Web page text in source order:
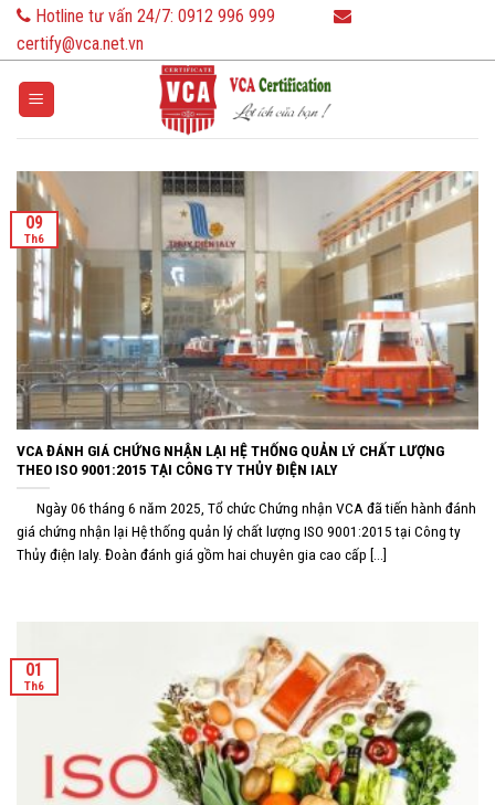
Skip
content
Hotline tư vấn 24/7: 0912 996 999
certify@vca.net.vn
VCA ĐÁNH GIÁ CHỨNG NHẬN LẠI HỆ THỐNG QUẢN LÝ CHẤT LƯỢNG
THEO ISO 9001:2015 TẠI CÔNG TY THỦY ĐIỆN IALY
Ngày 06 tháng 6 năm 2025, Tổ chức Chứng nhận VCA đã tiến hành đánh
giá chứng nhận lại Hệ thống quản lý chất lượng ISO 9001:2015 tại Công ty
Thủy điện Ialy. Đoàn đánh giá gồm hai chuyên gia cao cấp [...]
09
Th6
01
Th6